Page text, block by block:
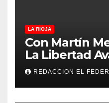
LA RIOJA
Con Martín
La Libertad
despliegue en
desembarcó
REDACCION EL